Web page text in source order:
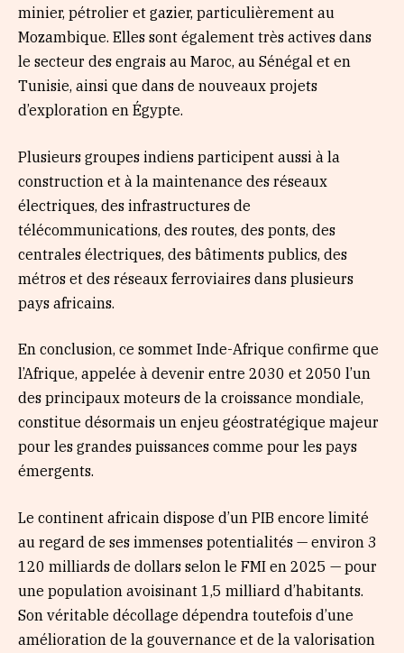
minier, pétrolier et gazier, particulièrement au
Mozambique. Elles sont également très actives dans
le secteur des engrais au Maroc, au Sénégal et en
Tunisie, ainsi que dans de nouveaux projets
d’exploration en Égypte.
Plusieurs groupes indiens participent aussi à la
construction et à la maintenance des réseaux
électriques, des infrastructures de
télécommunications, des routes, des ponts, des
centrales électriques, des bâtiments publics, des
métros et des réseaux ferroviaires dans plusieurs
pays africains.
En conclusion, ce sommet Inde-Afrique confirme que
l’Afrique, appelée à devenir entre 2030 et 2050 l’un
des principaux moteurs de la croissance mondiale,
constitue désormais un enjeu géostratégique majeur
pour les grandes puissances comme pour les pays
émergents.
Le continent africain dispose d’un PIB encore limité
au regard de ses immenses potentialités — environ 3
120 milliards de dollars selon le FMI en 2025 — pour
une population avoisinant 1,5 milliard d’habitants.
Son véritable décollage dépendra toutefois d’une
amélioration de la gouvernance et de la valorisation